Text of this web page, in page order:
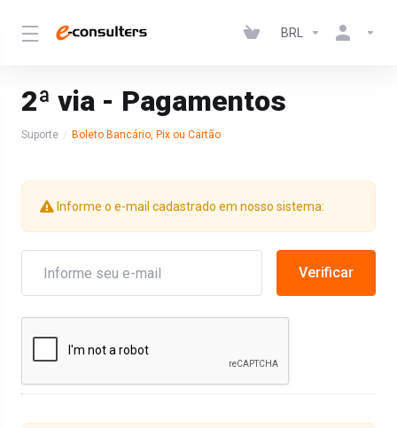
BRL
2ª via - Pagamentos
Suporte Boleto Bancário, Pix ou Cartão
Informe o e-mail cadastrado em nosso sistema: